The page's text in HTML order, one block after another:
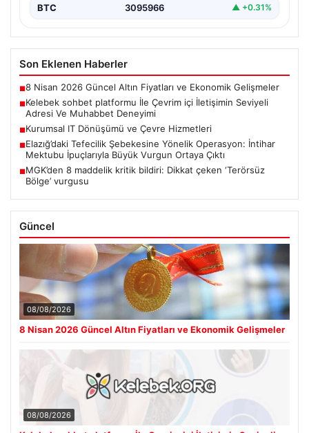
BTC 3095966 ▲ +0.31%
Son Eklenen Haberler
■8 Nisan 2026 Güncel Altın Fiyatları ve Ekonomik Gelişmeler
■Kelebek sohbet platformu İle Çevrim içi İletişimin Seviyeli
Adresi Ve Muhabbet Deneyimi
■Kurumsal IT Dönüşümü ve Çevre Hizmetleri
■Elazığ’daki Tefecilik Şebekesine Yönelik Operasyon: İntihar
Mektubu İpuçlarıyla Büyük Vurgun Ortaya Çıktı
■MGK’den 8 maddelik kritik bildiri: Dikkat çeken ‘Terörsüz
Bölge’ vurgusu
Güncel
08/08/2026
8 Nisan 2026 Güncel Altın Fiyatları ve Ekonomik Gelişmeler
08/08/2026